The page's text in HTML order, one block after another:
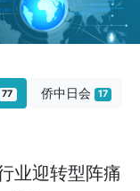
77 侨中日会 17
业迎转型阵痛